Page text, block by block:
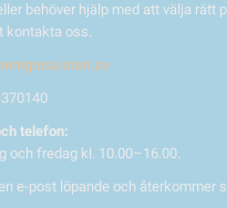
behöver hjälp med att välja rätt
kontakta oss.
telefon:
och fredag kl. 10.00–16.00.
e-post löpande och återkommer